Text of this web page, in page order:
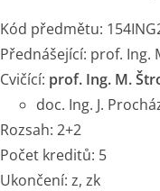
Kód předmětu:
Přednášející: prof. Ing.
Cvičící: prof. Ing. M.
doc. Ing. J.
Rozsah: 2+2
Počet kreditů: 5
Ukončení: z, zk